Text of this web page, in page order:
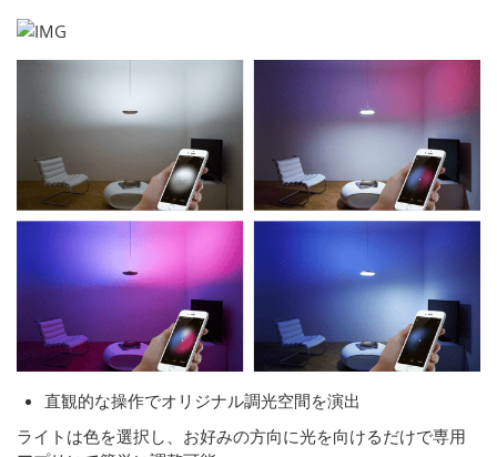
直観的な操作でオリジナル調光空間を演出
ライトは色を選択し、お好みの方向に光を向けるだけで専用